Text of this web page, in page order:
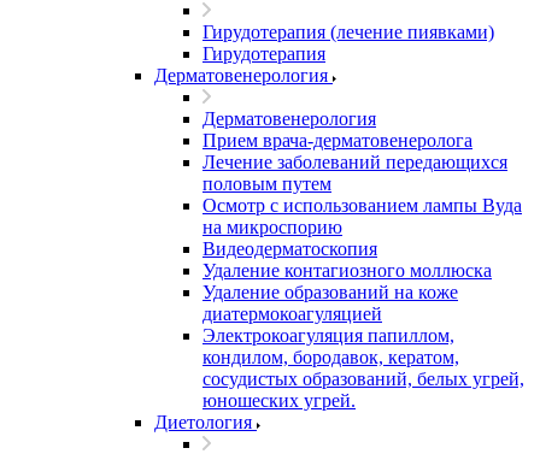
Гирудотерапия (лечение пиявками)
Гирудотерапия
Дерматовенерология
Дерматовенерология
Прием врача-дерматовенеролога
Лечение заболеваний передающихся
половым путем
Осмотр с использованием лампы Вуда
на микроспорию
Видеодерматоскопия
Удаление контагиозного моллюска
Удаление образований на коже
диатермокоагуляцией
Электрокоагуляция папиллом,
кондилом, бородавок, кератом,
сосудистых образований, белых угрей,
юношеских угрей.
Диетология